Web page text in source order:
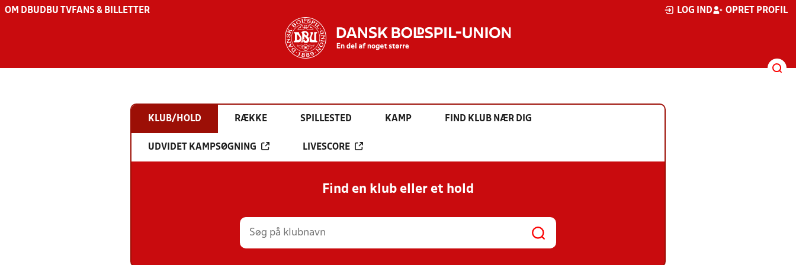
OM DBU DBU TV FANS & BILLETTER LOG IND OPRET PROFIL
KLUB/HOLD RÆKKE SPILLESTED KAMP FIND KLUB NÆR DIG
UDVIDET KAMPSØGNING LIVESCORE
Find en klub eller et hold